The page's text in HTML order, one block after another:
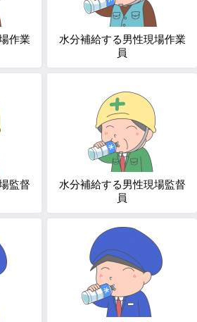
作業
水分補給する男性現場作業
員
監督
水分補給する男性現場監督
員